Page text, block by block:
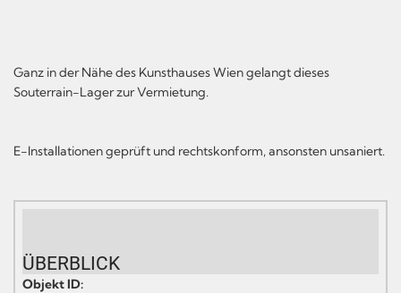
Ganz in der Nähe des Kunsthauses Wien gelangt dieses
Souterrain-Lager zur Vermietung.
E-Installationen geprüft und rechtskonform, ansonsten unsaniert.
ÜBERBLICK
Objekt ID: